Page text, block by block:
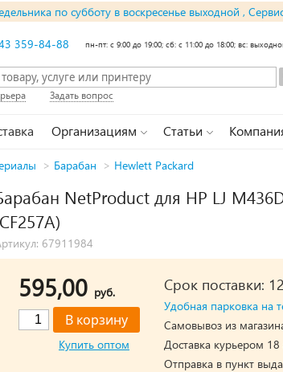
по субботу в воскресенье выходной ,
359-84-88 пн-пт: с 9:00 до 19:00; сб: с 11:00 до 18:00; вс:
Задать вопрос
Организациям Статьи
> Барабан > Hewlett Packard
NetProduct для HP LJ
67911984
595,00 руб.
Купить оптом
Срок поставки:
Удобная парковка на
Самовывоз из
Доставка курьером 18
Отправка в пункт